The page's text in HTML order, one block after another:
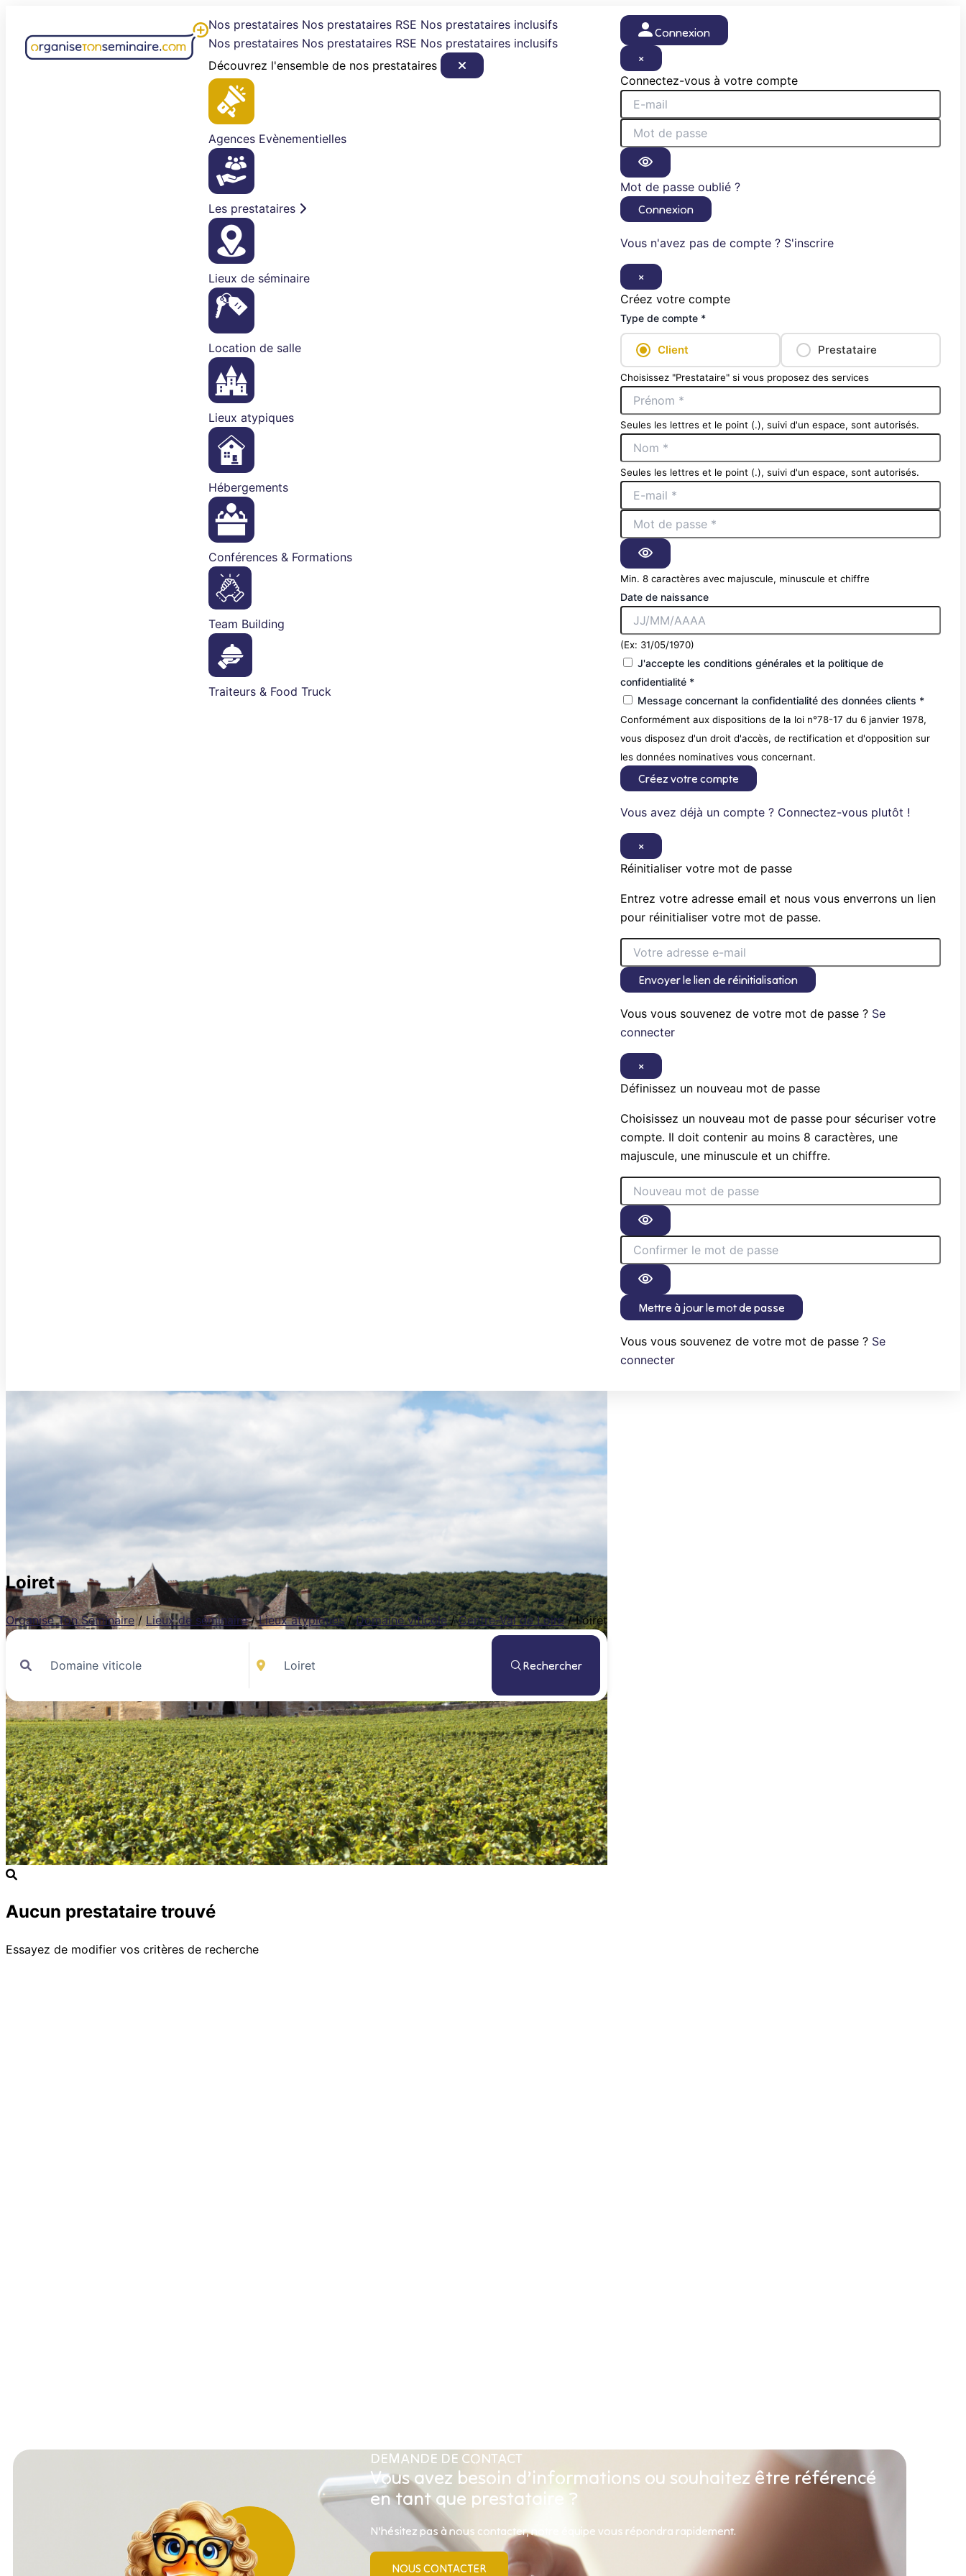
contenu
Nos prestataires Nos prestataires RSE Nos prestataires inclusifs
Nos prestataires Nos prestataires RSE Nos prestataires inclusifs
Découvrez l'ensemble de nos prestataires
Agences Evènementielles
Les prestataires
Lieux de séminaire
Location de salle
Lieux atypiques
Hébergements
Conférences & Formations
Team Building
Traiteurs & Food Truck
Connexion
×
Connectez-vous à votre compte
Mot de passe oublié ?
Connexion
Vous n'avez pas de compte ? S'inscrire
×
Créez votre compte
Type de compte *
Client Prestataire
Choisissez "Prestataire" si vous proposez des services
Seules les lettres et le point (.), suivi d'un espace, sont autorisés.
Seules les lettres et le point (.), suivi d'un espace, sont autorisés.
Min. 8 caractères avec majuscule, minuscule et chiffre
Date de naissance
(Ex: 31/05/1970)
J'accepte les conditions générales et la politique de
confidentialité *
Message concernant la confidentialité des données clients *
Conformément aux dispositions de la loi n°78-17 du 6 janvier 1978,
vous disposez d'un droit d'accès, de rectification et d'opposition sur
les données nominatives vous concernant.
Créez votre compte
Vous avez déjà un compte ? Connectez-vous plutôt !
×
Réinitialiser votre mot de passe
Entrez votre adresse email et nous vous enverrons un lien
pour réinitialiser votre mot de passe.
Envoyer le lien de réinitialisation
Vous vous souvenez de votre mot de passe ? Se
connecter
×
Définissez un nouveau mot de passe
Choisissez un nouveau mot de passe pour sécuriser votre
compte. Il doit contenir au moins 8 caractères, une
majuscule, une minuscule et un chiffre.
Mettre à jour le mot de passe
Vous vous souvenez de votre mot de passe ? Se
connecter
Loiret
Organise Ton Séminaire / Lieux de séminaire / Lieux atypiques / Domaine viticole / Centre-Val de Loire / Loiret
Rechercher
Aucun prestataire trouvé
Essayez de modifier vos critères de recherche
DEMANDE DE CONTACT
Vous avez besoin d’informations ou souhaitez être référencé
en tant que prestataire ?
N’hésitez pas à nous contacter, notre équipe vous répondra rapidement.
NOUS CONTACTER